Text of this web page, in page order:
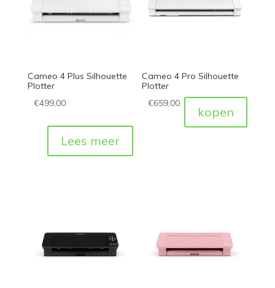
Cameo 4 Plus Silhouette
Plotter
€499,00
Lees meer
Cameo 4 Pro Silhouette
Plotter
€659,00
kopen